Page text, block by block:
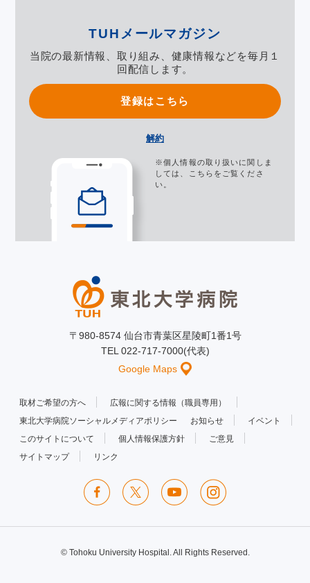
TUHメールマガジン
当院の最新情報、取り組み、健康情報などを毎月１
回配信します。
登録はこちら
解約
※個人情報の取り扱いに関しま
しては、
こちら をご覧くださ
い。
〒980-8574 仙台市青葉区星陵町1番1号
TEL 022-717-7000(代表)
Google Maps
取材ご希望の方へ
広報に関する情報（職員専用）
東北大学病院ソーシャルメディアポリシー
お知らせ
イベント
このサイトについて
個人情報保護方針
ご意見
サイトマップ
リンク
© Tohoku University Hospital. All Rights Reserved.